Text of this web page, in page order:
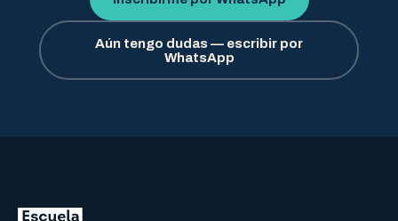
Aún tengo dudas — escribir por
WhatsApp